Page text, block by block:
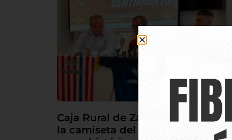
Caja Rural de Zamora seguirá en
la camiseta del Atlético Tordesillas